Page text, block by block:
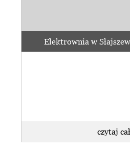
Elektrownia w
czytaj